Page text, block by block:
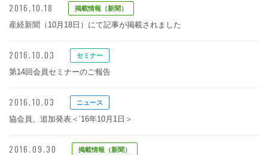
2016.10.18 掲載情報（新聞）
産経新聞（10月18日）にて記事が掲載されました
2016.10.03 セミナー
第14回会員セミナーのご報告
2016.10.03 ニュース
協会員、追加発表＜’16年10月1日＞
2016.09.30 掲載情報（新聞）